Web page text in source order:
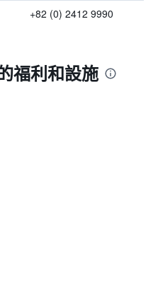
+82 (0) 2412 9990
福利和設施